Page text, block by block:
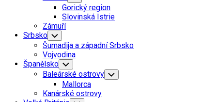
Child
Menu
Gorický region
Slovinská Istrie
Zámuří
Srbsko Toggle
Child
Menu
Šumadija a západní Srbsko
Vojvodina
Španělsko Toggle
Child
Menu
Baleárské ostrovy Toggle
Child
Mallorca
Kanárské ostrovy